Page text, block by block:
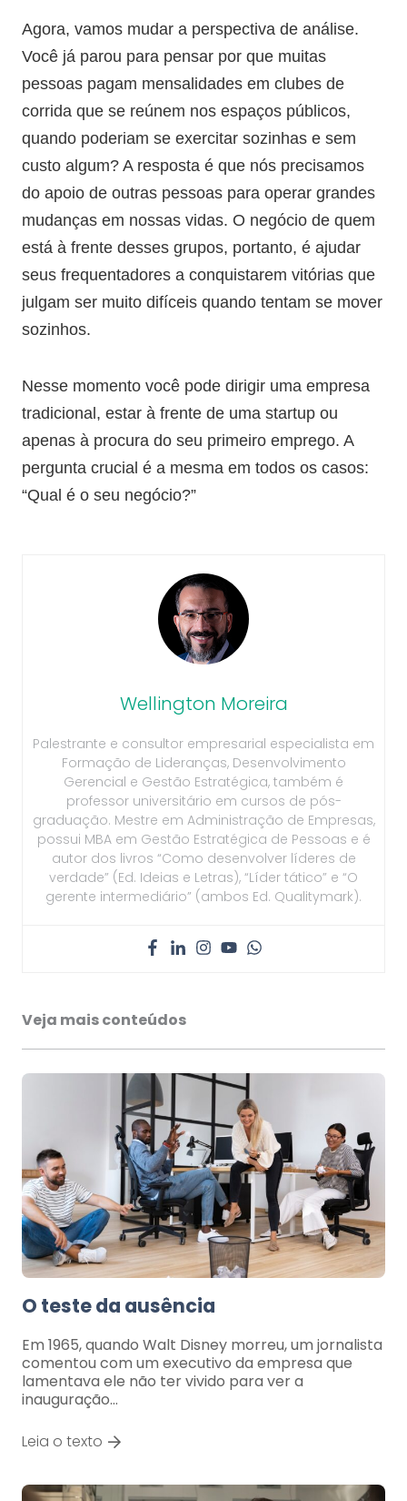
Agora, vamos mudar a perspectiva de análise.
Você já parou para pensar por que muitas
pessoas pagam mensalidades em clubes de
corrida que se reúnem nos espaços públicos,
quando poderiam se exercitar sozinhas e sem
custo algum? A resposta é que nós precisamos
do apoio de outras pessoas para operar grandes
mudanças em nossas vidas. O negócio de quem
está à frente desses grupos, portanto, é ajudar
seus frequentadores a conquistarem vitórias que
julgam ser muito difíceis quando tentam se mover
sozinhos.
Nesse momento você pode dirigir uma empresa
tradicional, estar à frente de uma startup ou
apenas à procura do seu primeiro emprego. A
pergunta crucial é a mesma em todos os casos:
“Qual é o seu negócio?”
Wellington Moreira
Palestrante e consultor empresarial especialista em
Formação de Lideranças, Desenvolvimento
Gerencial e Gestão Estratégica, também é
professor universitário em cursos de pós-
graduação. Mestre em Administração de Empresas,
possui MBA em Gestão Estratégica de Pessoas e é
autor dos livros “Como desenvolver líderes de
verdade” (Ed. Ideias e Letras), “Líder tático” e “O
gerente intermediário” (ambos Ed. Qualitymark).
Veja mais conteúdos
O teste da ausência
Em 1965, quando Walt Disney morreu, um jornalista
comentou com um executivo da empresa que
lamentava ele não ter vivido para ver a
inauguração…
Leia o texto